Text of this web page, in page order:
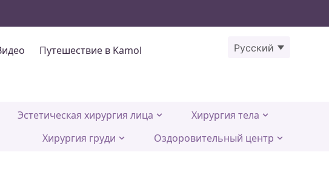
Путешествие в Kamol Русский
Эстетическая хирургия лица
Хирургия тела
Хирургия груди
Оздоровительный центр